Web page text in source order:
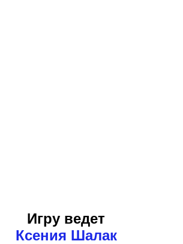
Игру ведет
Ксения Шалак